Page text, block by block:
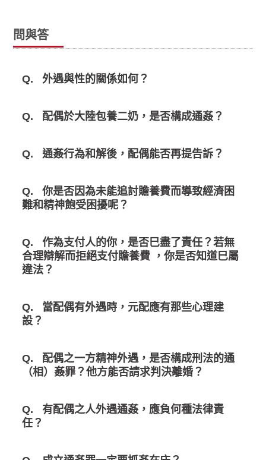
問與答
Q. 外遇與性的關係如何？
Q. 配偶於大陸包養二奶，是否構成通姦？
Q. 通姦行為和解後，配偶能否再提告訴？
Q.
你是否因為未能追討贍養費而導致經濟困
難和精神飽受困擾呢？
Q.
作為支付人的你，是否巳盡了責任？若無
合理辯解而拒絕支付贍養費 ，你是否知道巳屬
違法？
Q.
當配偶有外遇時，元配應有那些心理建
設？
Q.
配偶之一方精神外遇，是否構成刑法的通
（相）姦罪？他方能否請求判決離婚？
Q.
有配偶之人外遇通姦，應負何種法律責
任？